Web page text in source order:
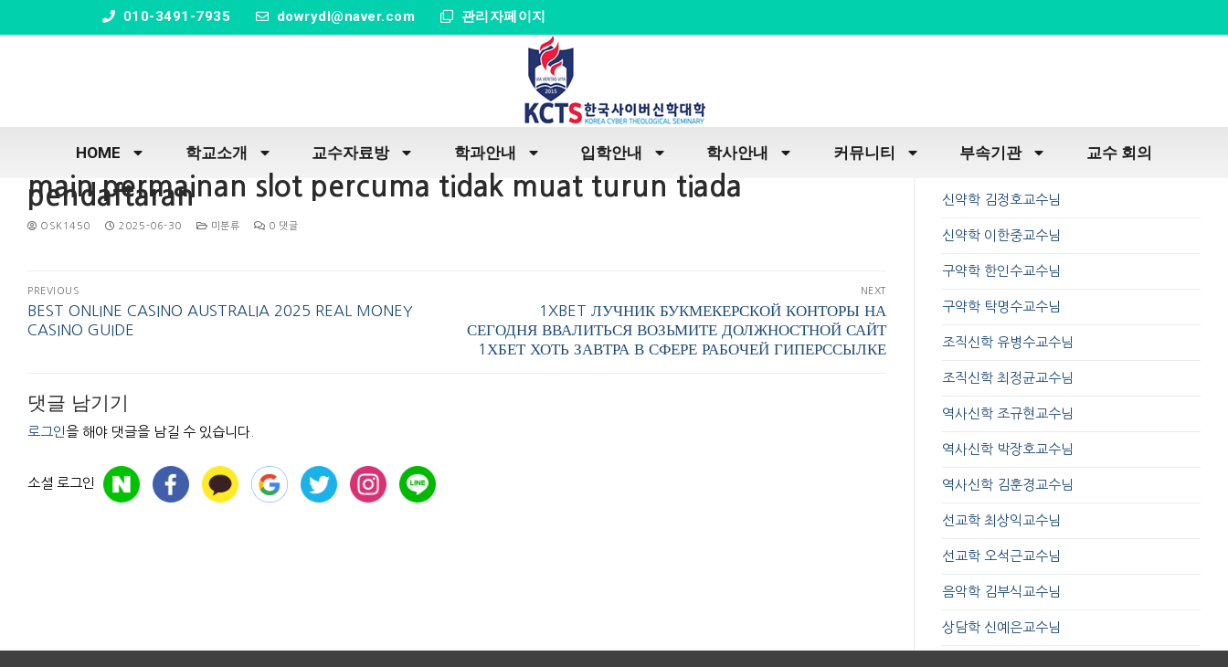
010-3491-7935 dowrydl@naver.com 관리자페이지
HOME 학교소개 교수자료방 학과안내 입학안내 학사안내 커뮤니티 부속기관 교수 회의
main permainan slot percuma tidak muat turun tiada
pendaftaran
OSK1450 2025-06-30 미분류 0 댓글
PREVIOUS
BEST ONLINE CASINO AUSTRALIA 2025 REAL MONEY
CASINO GUIDE
NEXT
1XBET ЛУЧНИК БУКМЕКЕРСКОЙ КОНТОРЫ НА
СЕГОДНЯ ВВАЛИТЬСЯ ВОЗЬМИТЕ ДОЛЖНОСТНОЙ САЙТ
1ХБЕТ ХОТЬ ЗАВТРА В СФЕРЕ РАБОЧЕЙ ГИПЕРССЫЛКЕ
댓글 남기기
로그인을 해야 댓글을 남길 수 있습니다.
소셜 로그인
신약학 김정호교수님
신약학 이한중교수님
구약학 한인수교수님
구약학 탁명수교수님
조직신학 유병수교수님
조직신학 최정균교수님
역사신학 조규현교수님
역사신학 박장호교수님
역사신학 김훈경교수님
선교학 최상익교수님
선교학 오석근교수님
음악학 김부식교수님
상담학 신예은교수님